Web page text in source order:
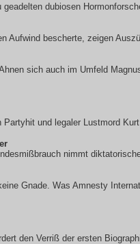
dubiosen
Aufwind bescherte, zeigen
sich auch im Umfeld
und legaler Lustmord
nimmt
Gnade. Was Amnesty
den Verriß der ersten